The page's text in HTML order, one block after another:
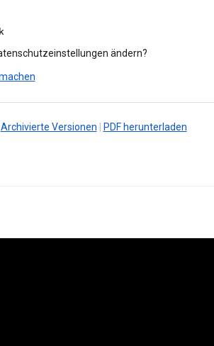
ändern?
Archivierte Versionen PDF herunterladen